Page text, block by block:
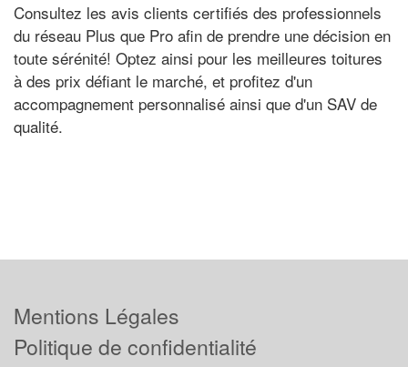
Consultez les avis clients certifiés des professionnels
du réseau Plus que Pro afin de prendre une décision en
toute sérénité! Optez ainsi pour les meilleures toitures
à des prix défiant le marché, et profitez d'un
accompagnement personnalisé ainsi que d'un SAV de
qualité.
Mentions Légales
Politique de confidentialité